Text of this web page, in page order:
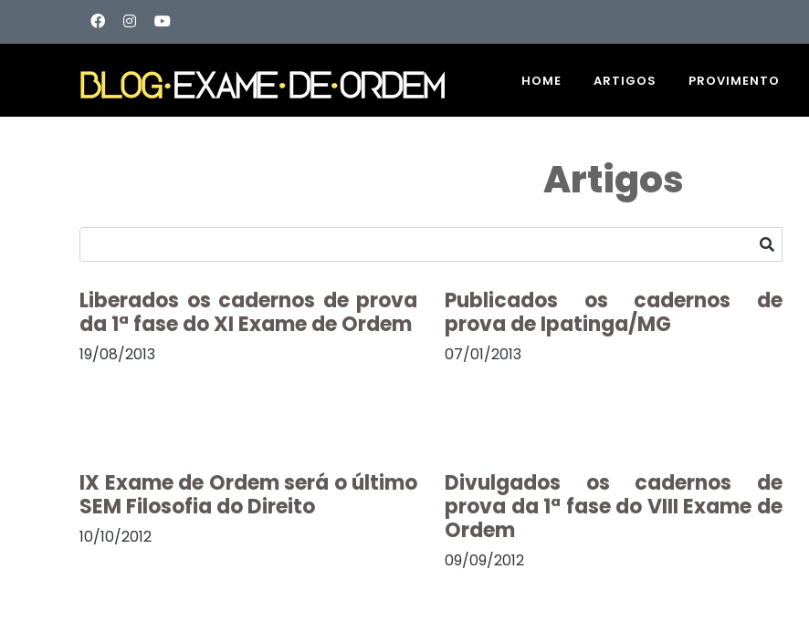
HOME ARTIGOS PROVIMENTO
Artigos
Liberados os cadernos de prova
da 1ª fase do XI Exame de Ordem
19/08/2013
Publicados os cadernos de
prova de Ipatinga/MG
07/01/2013
IX Exame de Ordem será o último
SEM Filosofia do Direito
10/10/2012
Divulgados os cadernos de
prova da 1ª fase do VIII Exame de
Ordem
09/09/2012